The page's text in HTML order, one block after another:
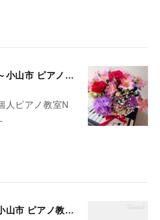
ご入会いただきました～小山市 ピアノ教室N piano music school
人ピアノ教室N
春の新規生徒募集中～小山市 ピアノ教室N piano music school